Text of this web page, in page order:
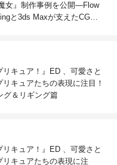
女』制作事例を公開―Flow
と3ds Maxが支えたCG制
リキュア！』ED 、可愛さと
キュアたちの表現に注目！
グ＆リギング篇
リキュア！』ED 、可愛さと
キュアたちの表現に注